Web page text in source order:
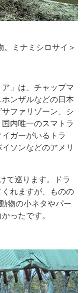
ミナミシロサイ＞
」は、チャップマ
ンザルなどの日本
ファリゾーン、シ
内唯一のスマトラ
ガーがいるトラ
ソンなどのアメリ
て巡ります。ドラ
れますが、ものの
物の小ネタやパー
ったです。